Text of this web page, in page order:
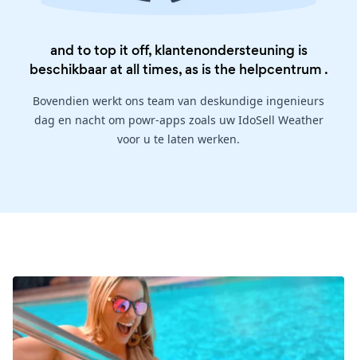
and to top it off, klantenondersteuning is
beschikbaar at all times, as is the helpcentrum .
Bovendien werkt ons team van deskundige ingenieurs
dag en nacht om powr-apps zoals uw IdoSell Weather
voor u te laten werken.